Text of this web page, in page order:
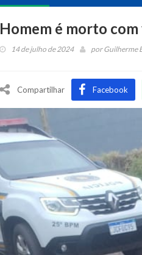
Homem é morto
14 de julho de 2024 porGuilherme
Compartilhar Facebook